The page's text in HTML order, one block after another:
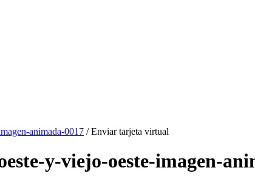
animada-0017 / Enviar tarjeta virtual
y-viejo-oeste-imagen-